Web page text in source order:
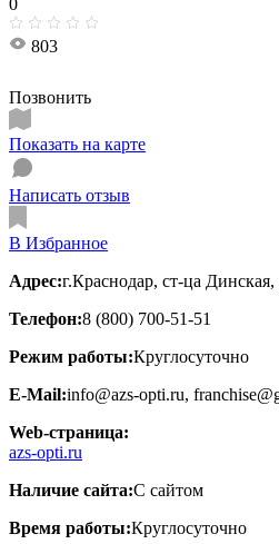
803
Позвонить
Показать на карте
Написать отзыв
В Избранное
Адрес:г.Краснодар, ст-ца
Телефон:8 (800) 700-51-51
Режим работы:Круглосуточно
E-Mail:info@azs-opti.ru,
Web-страница:
azs-opti.ru
Наличие сайта:С сайтом
Время работы:Круглосуточно